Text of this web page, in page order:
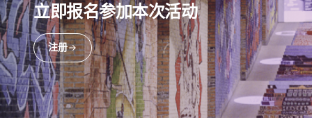
立即报名参加本次活动
注册